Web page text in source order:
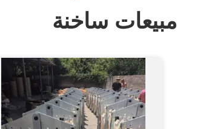
مبيعات ساخنة